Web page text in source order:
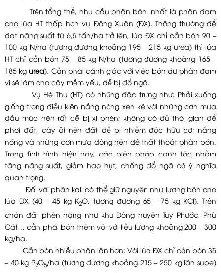
Trên tổng thể, nhu cầu phân bón, nhất là phân đạm
cho lúa HT thấp hơn vụ Đông Xuân (ĐX). Thông thường để
đạt năng suất từ 6,5 tấn/ha trở lên, lúa ĐX chỉ cần bón 90 –
100 kg N/ha (tương đương khoảng 195 – 215 kg urea) thì lúa
HT chỉ cần bón 75 – 85 kg N/ha (tương đương khoảng 165 –
185 kgurea). Cần phải cảnh giác với việc bón dư phân đạm
vì sẽ làm cho cây mềm yếu, dễ bị đổ ngã.
Vụ Hè Thu (HT) có những đặc trưng như: Phải xuống
giống trong điều kiện nắng nóng xen kẽ với những cơn mưa
đầu mùa nên rất dễ bị xì phèn; không có đủ thời gian để
phơi đất, cày ải nên đất dễ bị nhiễm độc hữu cơ; nắng
nóng và những cơn mưa dông nên dễ thất thoát phân bón.
Trong tình hình hiện nay, các biện pháp canh tác nhằm
tăng năng suất, giảm hao hụt, chống đổ ngã có ý nghĩa
quan trọng.
Đối với phân kali có thể giữ nguyên như lượng bón cho
lúa ĐX (40 – 45 kg K2O, tương đương 65 – 75 kg KCl). Trên
chân đất phèn nặng như khu Đông huyện Tuy Phước, Phù
Cát… cần phải bón thêm vôi với liều lượng khoảng 200 – 300
kg/ha.
Cần bón nhiều phân lân hơn: Với lúa ĐX chỉ cần bón 35
– 40 kg P2O5/ha (tương đương khoảng 215 – 250 kg lân supe)